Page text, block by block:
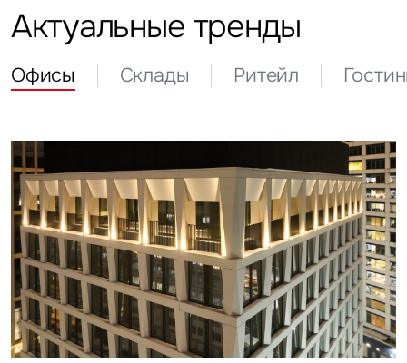
Актуальные тренды
Офисы Склады Ритейл